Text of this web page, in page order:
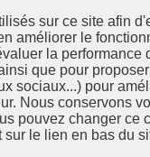
sur ce site afin
améliorer le
la performance
que pour
sociaux...) pour
Nous conservons
pouvez changer ce
sur le lien en bas du